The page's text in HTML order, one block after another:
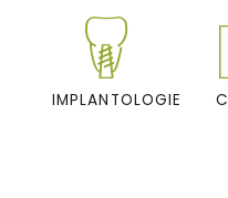
IMPLANTOLOGIE